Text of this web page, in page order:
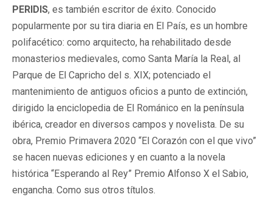
PERIDIS, es también escritor de éxito. Conocido
popularmente por su tira diaria en El País, es un hombre
polifacético: como arquitecto, ha rehabilitado desde
monasterios medievales, como Santa María la Real, al
Parque de El Capricho del s. XIX; potenciado el
mantenimiento de antiguos oficios a punto de extinción,
dirigido la enciclopedia de El Románico en la península
ibérica, creador en diversos campos y novelista. De su
obra, Premio Primavera 2020 “El Corazón con el que vivo”
se hacen nuevas ediciones y en cuanto a la novela
histórica “Esperando al Rey” Premio Alfonso X el Sabio,
engancha. Como sus otros títulos.